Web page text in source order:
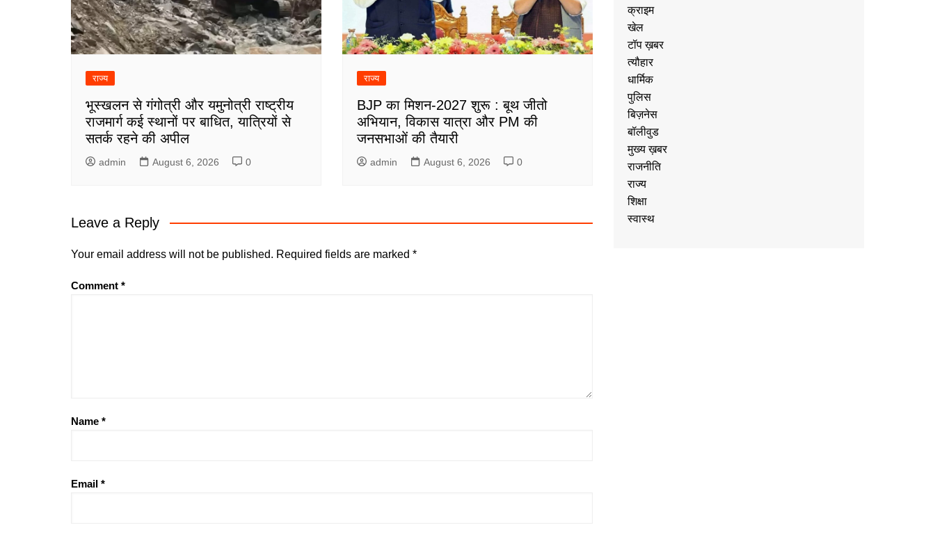
राज्य
भूस्खलन से गंगोत्री और यमुनोत्री राष्ट्रीय
राजमार्ग कई स्थानों पर बाधित, यात्रियों से
सतर्क रहने की अपील
admin August 6, 2026 0
राज्य
BJP का मिशन-2027 शुरू : बूथ जीतो
अभियान, विकास यात्रा और PM की
जनसभाओं की तैयारी
admin August 6, 2026 0
Leave a Reply
Your email address will not be published. Required fields are marked *
Comment *
Name *
Email *
क्राइम
खेल
टॉप ख़बर
त्यौहार
धार्मिक
पुलिस
बिज़नेस
बॉलीवुड
मुख्य ख़बर
राजनीति
राज्य
शिक्षा
स्वास्थ